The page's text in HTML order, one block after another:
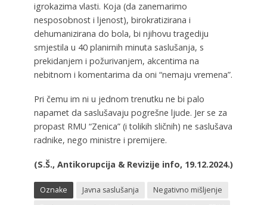
igrokazima vlasti. Koja (da zanemarimo
nesposobnost i ljenost), birokratizirana i
dehumanizirana do bola, bi njihovu tragediju
smjestila u 40 planirnih minuta saslušanja, s
prekidanjem i požurivanjem, akcentima na
nebitnom i komentarima da oni “nemaju vremena”.
Pri čemu im ni u jednom trenutku ne bi palo
napamet da saslušavaju pogrešne ljude. Jer se za
propast RMU “Zenica” (i tolikih sličnih) ne saslušava
radnike, nego ministre i premijere.
(S.Š., Antikorupcija & Revizije info, 19.12.2024.)
Oznake Javna saslušanja
Negativno mišljenje